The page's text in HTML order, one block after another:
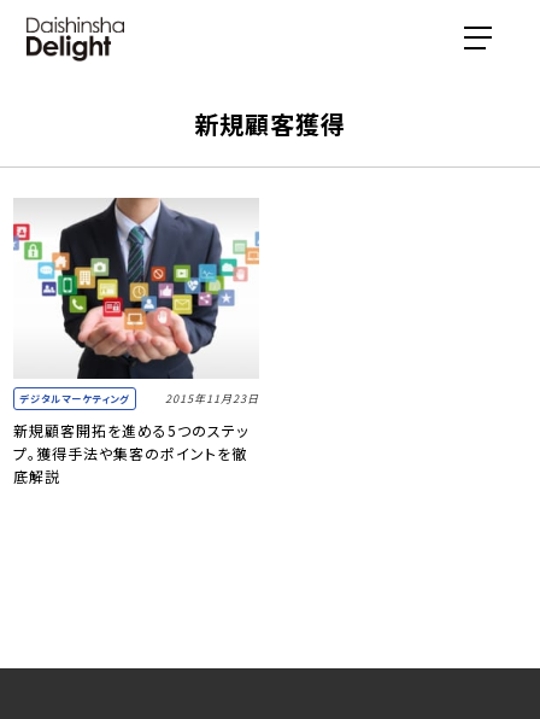
新規顧客獲得
デジタルマーケティング 2015年11月23日
新規顧客開拓を進める5つのステッ
プ。獲得手法や集客のポイントを徹
底解説